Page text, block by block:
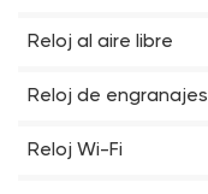
Reloj al aire libre
Reloj de engranajes
Reloj Wi-Fi